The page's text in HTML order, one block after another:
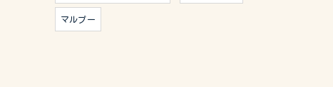
マルプー